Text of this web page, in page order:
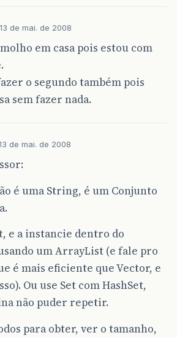
13 de mai. de 2008
em casa pois estou com
o segundo também pois
sem fazer nada.
de mai. de 2008
é uma String, é um Conjunto
e a instancie dentro do
um ArrayList (e fale pro
é mais eficiente que Vector, e
Ou use Set com HashSet,
não puder repetir.
para obter, ver o tamanho,